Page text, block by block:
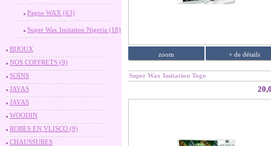
Pagne WAX (63)
Super Wax Imitation Nigeria (18)
BIJOUX
NOS COFFRETS (9)
SOINS
JAVAS
JAVAS
WOODIN
ROBES EN VLISCO (9)
CHAUSSURES
zoom + de détails
Super Wax Imitation Togo